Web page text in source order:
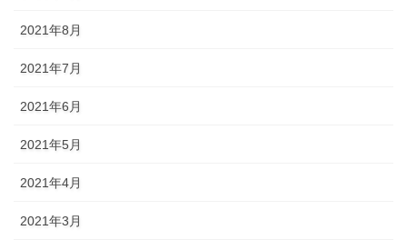
2021年8月
2021年7月
2021年6月
2021年5月
2021年4月
2021年3月